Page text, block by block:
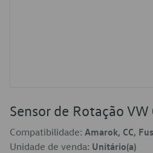
Sensor de Rotação
Compatibilidade: Amarok, CC,
Unidade de venda: Unitário(a)